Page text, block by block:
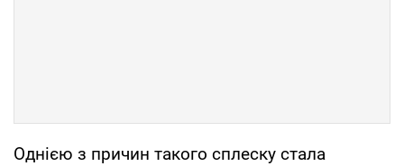
Однією з причин такого сплеску стала